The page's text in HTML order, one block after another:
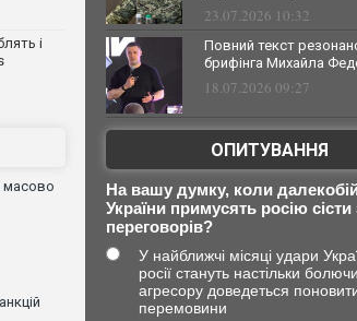
і
масово
23.07.2026 10:32
Повний текст
брифінга Михайла
18.07.2026 09:27
ОПИТУВАННЯ
На вашу думку, коли
України примусять росію сісти
переговорів?
У найближчі місяці удари
росії стануть настільки
агресору доведеться
перемовини